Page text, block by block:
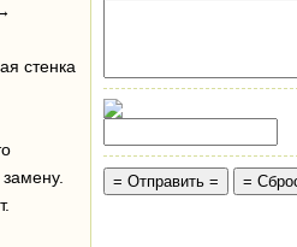
стенка